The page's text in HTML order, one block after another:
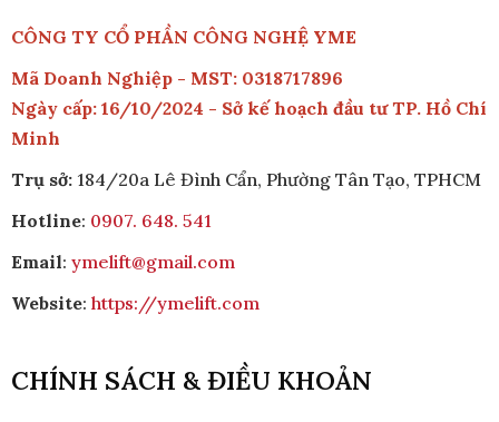
CÔNG TY CỔ PHẦN CÔNG NGHỆ YME
Mã Doanh Nghiệp - MST: 0318717896
Ngày cấp: 16/10/2024 - Sở kế hoạch đầu tư TP. Hồ Chí
Minh
Trụ sở: 184/20a Lê Đình Cẩn, Phường Tân Tạo, TPHCM
Hotline: 0907. 648. 541
Email: ymelift@gmail.com
Website: https://ymelift.com
CHÍNH SÁCH & ĐIỀU KHOẢN